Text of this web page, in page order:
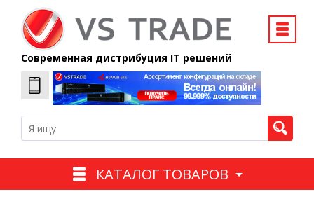
Современная дистрибуция IT решений
КАТАЛОГ ТОВАРОВ